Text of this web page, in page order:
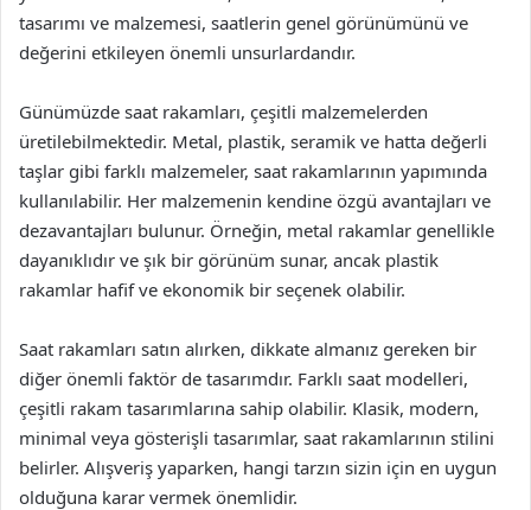
tasarımı ve malzemesi, saatlerin genel görünümünü ve
değerini etkileyen önemli unsurlardandır.
Günümüzde saat rakamları, çeşitli malzemelerden
üretilebilmektedir. Metal, plastik, seramik ve hatta değerli
taşlar gibi farklı malzemeler, saat rakamlarının yapımında
kullanılabilir. Her malzemenin kendine özgü avantajları ve
dezavantajları bulunur. Örneğin, metal rakamlar genellikle
dayanıklıdır ve şık bir görünüm sunar, ancak plastik
rakamlar hafif ve ekonomik bir seçenek olabilir.
Saat rakamları satın alırken, dikkate almanız gereken bir
diğer önemli faktör de tasarımdır. Farklı saat modelleri,
çeşitli rakam tasarımlarına sahip olabilir. Klasik, modern,
minimal veya gösterişli tasarımlar, saat rakamlarının stilini
belirler. Alışveriş yaparken, hangi tarzın sizin için en uygun
olduğuna karar vermek önemlidir.